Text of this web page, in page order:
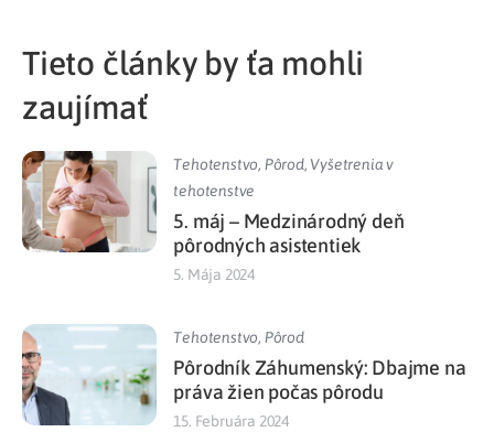
Tieto články by ťa mohli
zaujímať
Tehotenstvo, Pôrod, Vyšetrenia v
tehotenstve
5. máj – Medzinárodný deň
pôrodných asistentiek
5. Mája 2024
Tehotenstvo, Pôrod
Pôrodník Záhumenský: Dbajme na
práva žien počas pôrodu
15. Februára 2024